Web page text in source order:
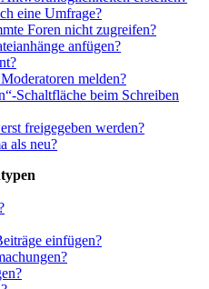
eine Umfrage?
Foren nicht zugreifen?
anfügen?
melden?
Schaltfläche beim Schreiben
freigegeben werden?
als neu?
einfügen?